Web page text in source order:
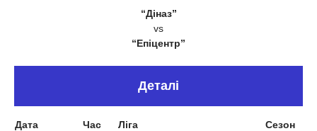
“Діназ”
vs
“Епіцентр”
Деталі
Дата Час Ліга
Сезон